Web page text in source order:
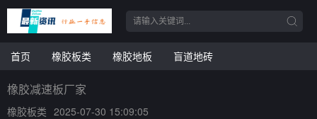
首页 橡胶板类 橡胶地板 盲道地砖
橡胶减速板厂家
橡胶板类 2025-07-30 15:09:05